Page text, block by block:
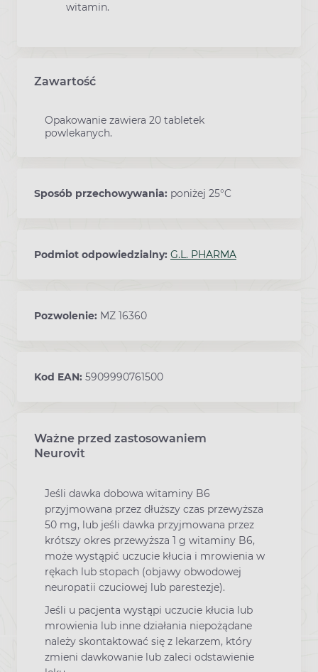
witamin.
Zawartość
Opakowanie zawiera 20 tabletek
powlekanych.
Sposób przechowywania: poniżej 25°C
Podmiot odpowiedzialny: G.L. PHARMA
Pozwolenie: MZ 16360
Kod EAN: 5909990761500
Ważne przed zastosowaniem
Ostrzeżenia dotyczące stosowania leku
Neurovit
Jeśli dawka dobowa witaminy B6
przyjmowana przez dłuższy czas przewyższa
50 mg, lub jeśli dawka przyjmowana przez
krótszy okres przewyższa 1 g witaminy B6,
może wystąpić uczucie kłucia i mrowienia w
rękach lub stopach (objawy obwodowej
neuropatii czuciowej lub parestezje).
Jeśli u pacjenta wystąpi uczucie kłucia lub
mrowienia lub inne działania niepożądane
należy skontaktować się z lekarzem, który
zmieni dawkowanie lub zaleci odstawienie